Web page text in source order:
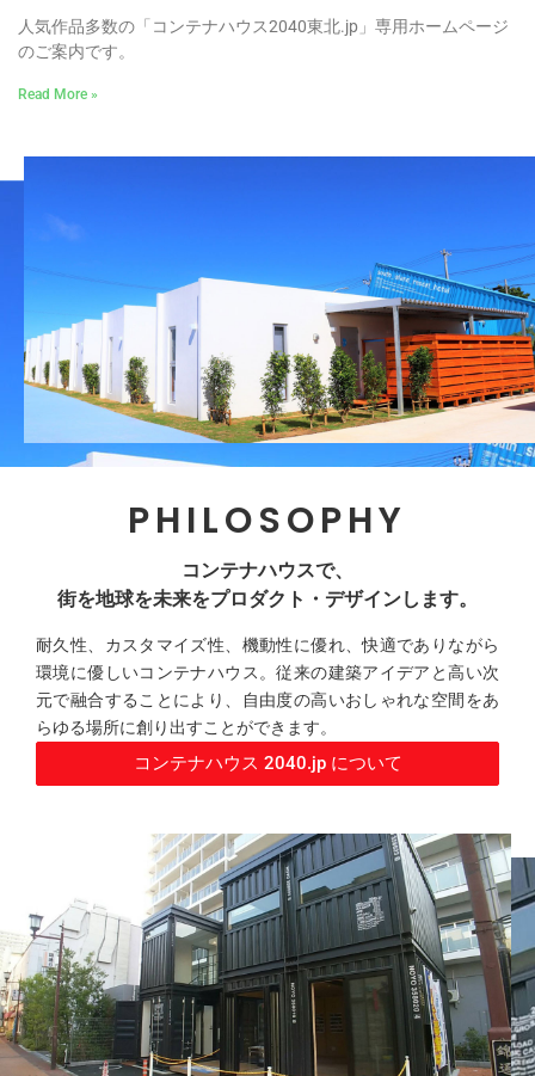
人気作品多数の「コンテナハウス2040東北.jp」専用ホームページ
のご案内です。
Read More »
PHILOSOPHY
コンテナハウスで、
街を地球を未来をプロダクト・デザインします。
耐久性、カスタマイズ性、機動性に優れ、快適でありながら
環境に優しいコンテナハウス。従来の建築アイデアと高い次
元で融合することにより、自由度の高いおしゃれな空間をあ
らゆる場所に創り出すことができます。
コンテナハウス 2040.jp について